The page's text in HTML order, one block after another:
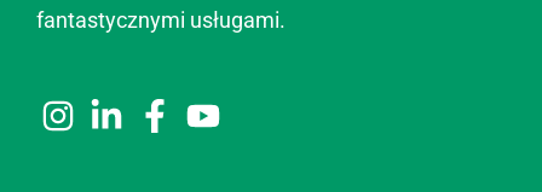
fantastycznymi usługami.